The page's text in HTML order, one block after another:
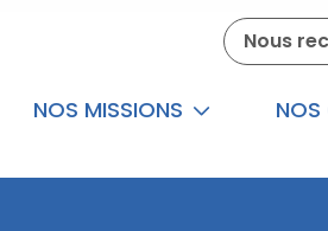
Nous
NOS MISSIONS NOS